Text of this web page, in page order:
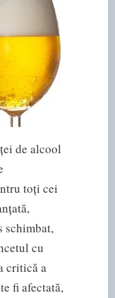
de alcool
toți cei
schimbat,
cu
critică a
fi afectată,